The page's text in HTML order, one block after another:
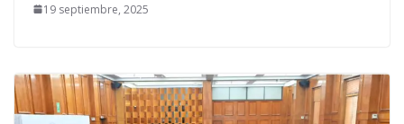
19 septiembre, 2025